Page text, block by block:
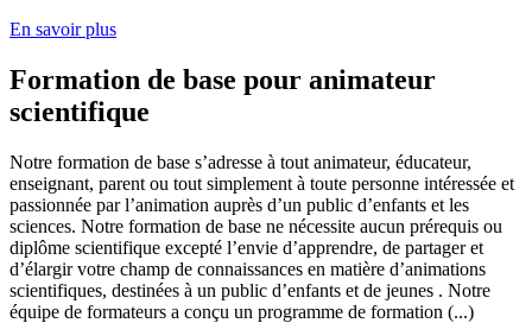
En savoir plus
Formation de base pour animateur
scientifique
Notre formation de base s’adresse à tout animateur, éducateur,
enseignant, parent ou tout simplement à toute personne intéressée et
passionnée par l’animation auprès d’un public d’enfants et les
sciences. Notre formation de base ne nécessite aucun prérequis ou
diplôme scientifique excepté l’envie d’apprendre, de partager et
d’élargir votre champ de connaissances en matière d’animations
scientifiques, destinées à un public d’enfants et de jeunes . Notre
équipe de formateurs a conçu un programme de formation (...)